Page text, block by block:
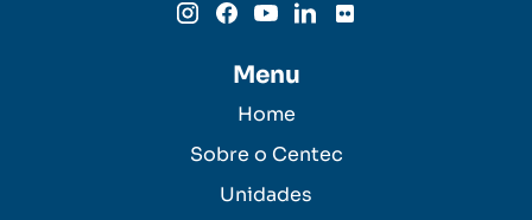
Menu
Home
Sobre o Centec
Unidades